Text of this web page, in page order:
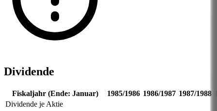
Dividende
Fiskaljahr (Ende: Januar) 1985/1986 1986/1987 1987/1988
Dividende je Aktie